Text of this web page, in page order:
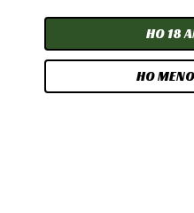
A partire da4,00€/g
HO 18
HO